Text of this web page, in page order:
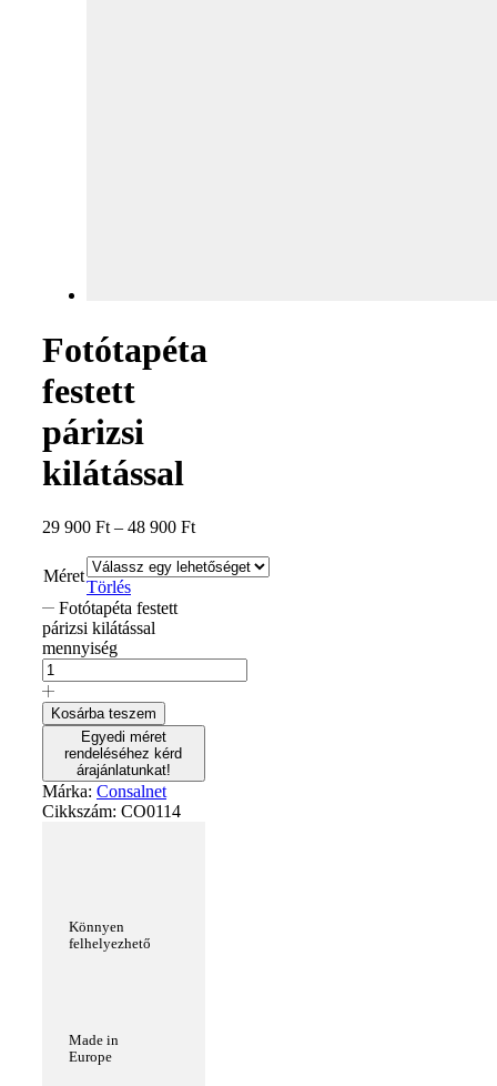
Fotótapéta
festett
párizsi
kilátással
29 900 Ft – 48 900 Ft
Méret
Törlés
Fotótapéta festett
párizsi kilátással
mennyiség
Kosárba teszem
Egyedi méret
rendeléséhez kérd
árajánlatunkat!
Márka: Consalnet
Cikkszám: CO0114
Könnyen
felhelyezhető
Made in
Europe